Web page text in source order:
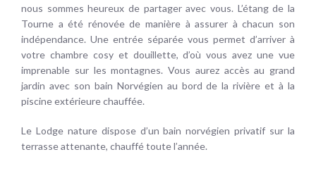
nous sommes heureux de partager avec vous. L’étang de la
Tourne a été rénovée de manière à assurer à chacun son
indépendance. Une entrée séparée vous permet d’arriver à
votre chambre cosy et douillette, d’où vous avez une vue
imprenable sur les montagnes. Vous aurez accès au grand
jardin avec son bain Norvégien au bord de la rivière et à la
piscine extérieure chauffée.
Le Lodge nature dispose d’un bain norvégien privatif sur la
terrasse attenante, chauffé toute l’année.